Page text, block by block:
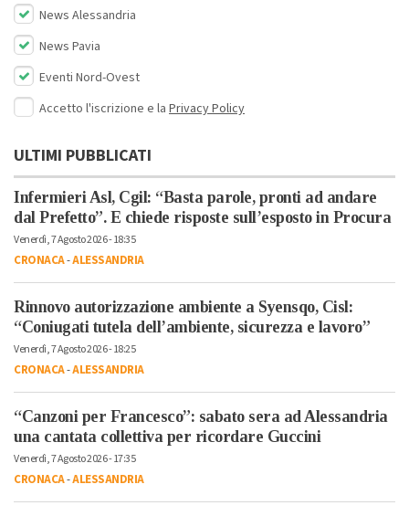
News Alessandria
News Pavia
Eventi Nord-Ovest
Accetto l'iscrizione e la Privacy Policy
ULTIMI PUBBLICATI
Infermieri Asl, Cgil: “Basta parole, pronti ad andare
dal Prefetto”. E chiede risposte sull’esposto in Procura
Venerdì, 7 Agosto 2026 - 18:35
CRONACA-ALESSANDRIA
Rinnovo autorizzazione ambiente a Syensqo, Cisl:
“Coniugati tutela dell’ambiente, sicurezza e lavoro”
Venerdì, 7 Agosto 2026 - 18:25
CRONACA-ALESSANDRIA
“Canzoni per Francesco”: sabato sera ad Alessandria
una cantata collettiva per ricordare Guccini
Venerdì, 7 Agosto 2026 - 17:35
CRONACA-ALESSANDRIA